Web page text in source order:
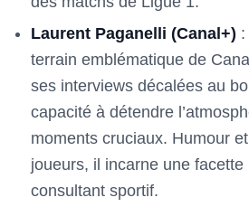
Laurent Paganelli (Canal+)
terrain emblématique de
ses interviews décalées au
capacité à détendre
moments cruciaux. Humour
joueurs, il incarne une facette
consultant sportif.